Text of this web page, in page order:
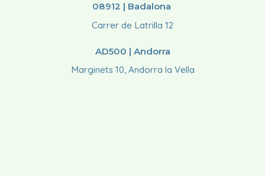
08912 | Badalona
Carrer de Latrilla 12
AD500 | Andorra
Marginets 10, Andorra la Vella